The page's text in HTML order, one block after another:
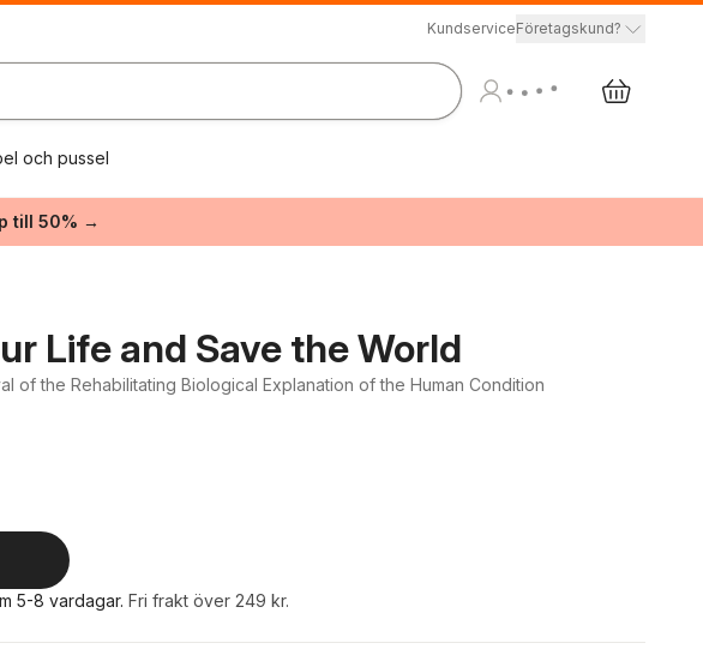
KundserviceFöretagskund?
och pussel
till 50% →
Life and Save the World
of the Rehabilitating Biological Explanation of the Human Condition
5-8 vardagar. Fri frakt över 249 kr.